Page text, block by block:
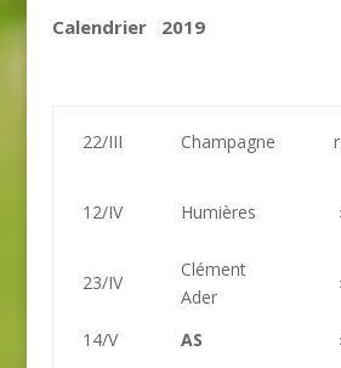
Calendrier 2019
22/III Champagne
12/IV Humières
23/IV
Clément
Ader
14/V
AS